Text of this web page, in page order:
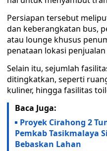
Persiapan tersebut
dan keberangkatan bus,
atau lounge khusus
penataan lokasi
Selain itu, sejumlah
ditingkatkan, seperti
kuliner, hingga fasilitas
Baca Juga:
Proyek Cirahong 2
Pemkab Tasikmalaya
Bebaskan Lahan